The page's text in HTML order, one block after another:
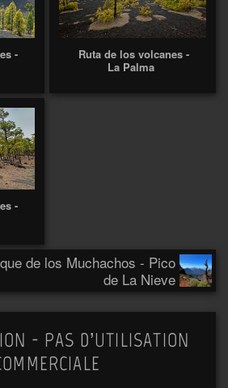
-
Ruta de los volcanes -
La Palma
-
de los Muchachos - Pico
de La Nieve
- PAS D’UTILISATION